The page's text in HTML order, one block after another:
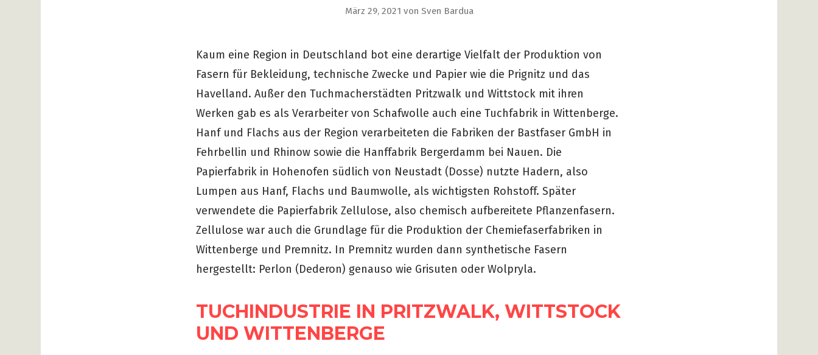
März 29, 2021 von Sven Bardua
Kaum eine Region in Deutschland bot eine derartige Vielfalt der Produktion von
Fasern für Bekleidung, technische Zwecke und Papier wie die Prignitz und das
Havelland. Außer den Tuchmacherstädten Pritzwalk und Wittstock mit ihren
Werken gab es als Verarbeiter von Schafwolle auch eine Tuchfabrik in Wittenberge.
Hanf und Flachs aus der Region verarbeiteten die Fabriken der Bastfaser GmbH in
Fehrbellin und Rhinow sowie die Hanffabrik Bergerdamm bei Nauen. Die
Papierfabrik in Hohenofen südlich von Neustadt (Dosse) nutzte Hadern, also
Lumpen aus Hanf, Flachs und Baumwolle, als wichtigsten Rohstoff. Später
verwendete die Papierfabrik Zellulose, also chemisch aufbereitete Pflanzenfasern.
Zellulose war auch die Grundlage für die Produktion der Chemiefaserfabriken in
Wittenberge und Premnitz. In Premnitz wurden dann synthetische Fasern
hergestellt: Perlon (Dederon) genauso wie Grisuten oder Wolpryla.
TUCHINDUSTRIE IN PRITZWALK, WITTSTOCK
UND WITTENBERGE